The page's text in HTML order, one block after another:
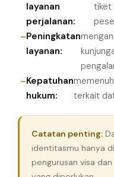
layanan
perjalanan:
tiket
Peningkatan
layanan:
Kepatuhan
hukum:
terkait
Catatan penting:
identitasmu hanya
pengurusan visa